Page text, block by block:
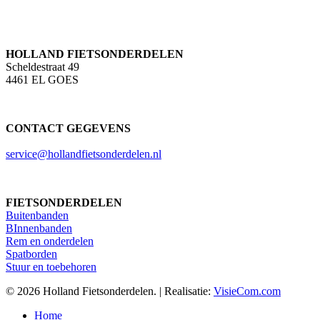
HOLLAND FIETSONDERDELEN
Scheldestraat 49
4461 EL GOES
CONTACT GEGEVENS
service@hollandfietsonderdelen.nl
FIETSONDERDELEN
Buitenbanden
BInnenbanden
Rem en onderdelen
Spatborden
Stuur en toebehoren
© 2026 Holland Fietsonderdelen. | Realisatie: VisieCom.com
Close
Home